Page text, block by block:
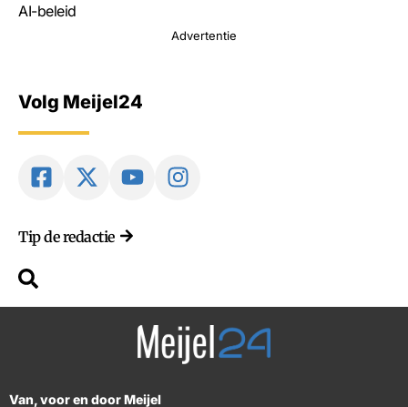
AI-beleid
Advertentie
Volg Meijel24
Tip de redactie
Van, voor en door Meijel